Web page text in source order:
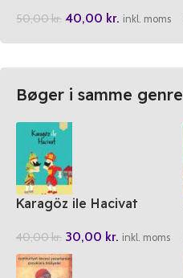
50,00kr. 40,00 kr. inkl. moms
Bøger i samme genre
Karagöz ile Hacivat
40,00kr. 30,00 kr. inkl. moms